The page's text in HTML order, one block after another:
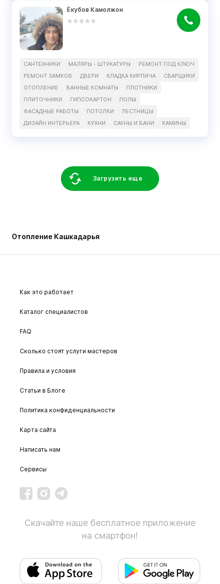
Ёкубов Камолжон
САНТЕХНИКИ МАЛЯРЫ - ШТУКАТУРЫ
РЕМОНТ ПОД КЛЮЧ
РЕМОНТ ЗАМКОВ
ДВЕРИ КЛАДКА КИРПИЧА
СВАРЩИКИ
ОТОПЛЕНИЕ
ВАННЫЕ КОМНАТЫ
ПЛОТНИКИ
ПЛИТОЧНИКИ
ГИПСОКАРТОН
ПОЛЫ
ФАСАДНЫЕ РАБОТЫ
ПОТОЛКИ
ЛЕСТНИЦЫ
ДИЗАЙН ИНТЕРЬЕРА
КУХНИ САУНЫ И БАНИ КАМИНЫ
Загрузить еще
Отопление Кашкадарья
Как это работает
Каталог специалистов
FAQ
Сколько стоят услуги мастеров
Правила и условия
Статьи в Блоге
Политика конфиденциальности
Карта сайта
Написать нам
Сервисы
Скачайте наше бесплатное приложение
на смартфон!